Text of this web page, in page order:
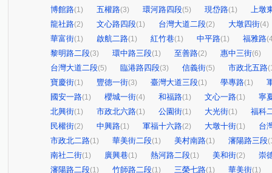
博館路(1) 五權路(3) 環河路四段(5) 現岱路(1)
上墩
龍社路(2) 文心路四段(1) 台灣大道二段(2) 大墩四街(4)
華富街(1) 啟航二路(1) 紅竹巷(1) 中平路(1) 福雅路
黎明路二段(3) 環中路三段(1) 至善路(2) 惠中三街(6)
台灣大道二段(5) 臨港路四段(3) 信義街(5) 市政北五路
寶慶街(1) 豐德一街(3) 臺灣大道三段(1) 學專路(1)
國安一路(1) 櫻城一街(4) 和福路(1) 文心一路(1)
寧
北興街(1) 市政北六路(1) 公園街(1) 大光街(1)
福科
民權街(2) 中興路(1) 軍福十六路(2) 大墩十街(1)
台
市政北二路(1) 華美街二段(1) 美村南路(1) 瀋陽路三段
南社二街(1) 廣興巷(1) 熱河路二段(1) 美和街(2)
崇
瀋陽路二段(1) 竹師路二段(1) 三榮七路(1) 華美街(1)